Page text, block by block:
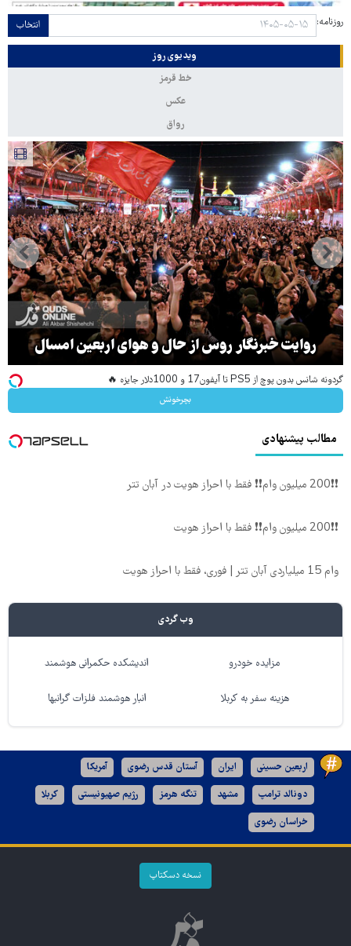
روزنامه: انتخاب
ویدیوی روز
خط قرمز
عکس
رواق
روایت خبرنگار روس از حال و هوای اربعین امسال
گردونه شانس بدون پوچ از PS5 تا آیفون17 و 1000دلار جایزه 🔥
بچرخونش
مطالب پیشنهادی
❗❗200 میلیون وام❗❗ فقط با احراز هویت در آبان تتر
❗❗200 میلیون وام❗❗ فقط با احراز هویت
وام 15 میلیاردی آبان تتر | فوری، فقط با احراز هویت
وب گردی
مزایده خودرو اندیشکده حکمرانی هوشمند
هزینه سفر به کربلا انبار هوشمند فلزات گرانبها
اربعین حسینی ایران آستان قدس رضوی آمریکا
دونالد ترامپ مشهد تنگه هرمز رژیم صهیونیستی کربلا
خراسان رضوی
نسخه دسکتاپ